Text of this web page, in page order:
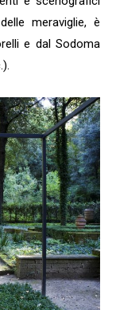
meraviglie, è
e dal Sodoma